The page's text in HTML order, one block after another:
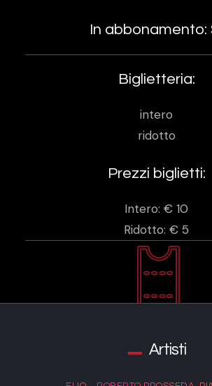
In abbonamento:
Biglietteria:
intero
ridotto
Prezzi biglietti:
Intero: € 10
Ridotto: € 5
Artisti